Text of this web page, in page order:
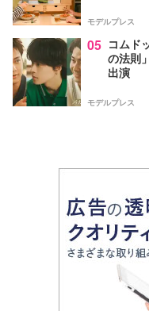
モデルプレス
05 コムド
の法則
出演
モデルプレス